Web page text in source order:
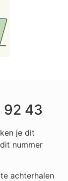
92 43
je dit
nummer
achterhalen